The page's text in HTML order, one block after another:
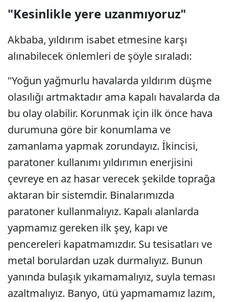
"Kesinlikle yere uzanmıyoruz"
Akbaba, yıldırım isabet etmesine karşı
alınabilecek önlemleri de şöyle sıraladı:
"Yoğun yağmurlu havalarda yıldırım düşme
olasılığı artmaktadır ama kapalı havalarda da
bu olay olabilir. Korunmak için ilk önce hava
durumuna göre bir konumlama ve
zamanlama yapmak zorundayız. İkincisi,
paratoner kullanımı yıldırımın enerjisini
çevreye en az hasar verecek şekilde toprağa
aktaran bir sistemdir. Binalarımızda
paratoner kullanmalıyız. Kapalı alanlarda
yapmamız gereken ilk şey, kapı ve
pencereleri kapatmamızdır. Su tesisatları ve
metal borulardan uzak durmalıyız. Bunun
yanında bulaşık yıkamamalıyız, suyla teması
azaltmalıyız. Banyo, ütü yapmamamız lazım,